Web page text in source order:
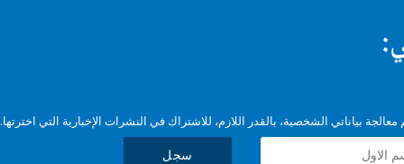
بياناتي الشخصية، بالقدر اللازم، للاشتراك في النشرات الإخبارية التي اخترتها.
سجل